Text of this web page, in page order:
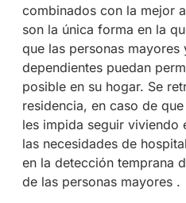
combinados con la mejor
son la única forma en la
que las personas mayores
dependientes puedan
posible en su hogar. Se
residencia, en caso de
les impida seguir viviendo
las necesidades de
en la detección temprana
de las personas mayores .